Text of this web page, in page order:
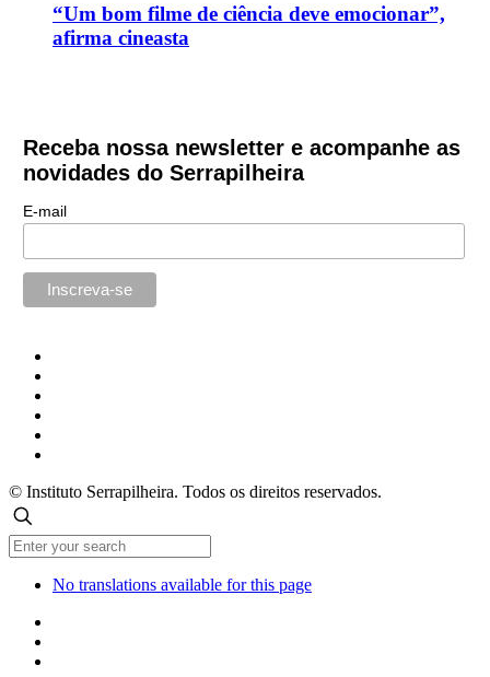
“Um bom filme de ciência deve emocionar”,
afirma cineasta
Receba nossa newsletter e acompanhe as
novidades do Serrapilheira
E-mail
© Instituto Serrapilheira. Todos os direitos reservados.
No translations available for this page